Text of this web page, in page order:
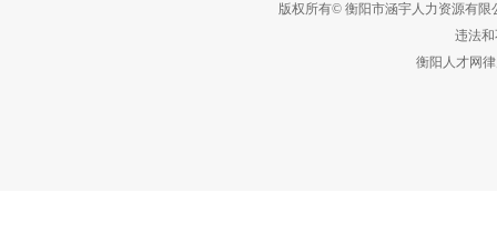
版权所有© 衡阳市涵宇人力资源有
违法和
衡阳人才网